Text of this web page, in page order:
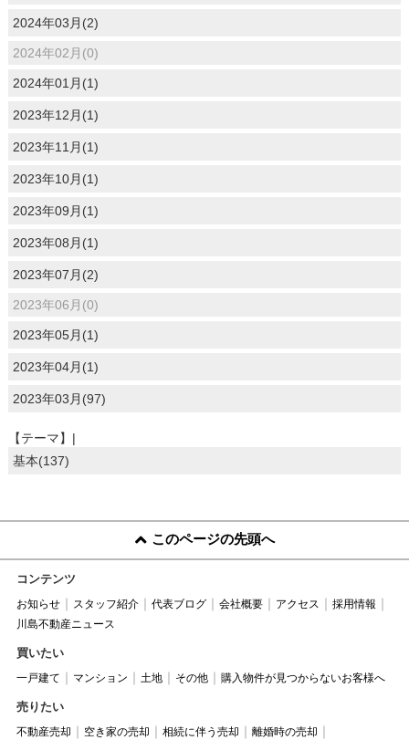
2024年03月(2)
2024年02月(0)
2024年01月(1)
2023年12月(1)
2023年11月(1)
2023年10月(1)
2023年09月(1)
2023年08月(1)
2023年07月(2)
2023年06月(0)
2023年05月(1)
2023年04月(1)
2023年03月(97)
【テーマ】|
基本(137)
このページの先頭へ
コンテンツ
お知らせ スタッフ紹介 代表ブログ 会社概要 アクセス
採用情報
川島不動産ニュース
買いたい
一戸建て マンション 土地 その他 購入物件が見つからないお客様へ
売りたい
不動産売却 空き家の売却 相続に伴う売却
離婚時の売却